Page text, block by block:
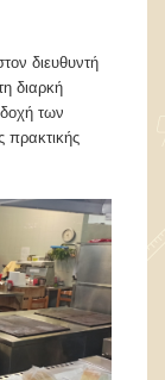
διευθυντή
διαρκή
των
πρακτικής